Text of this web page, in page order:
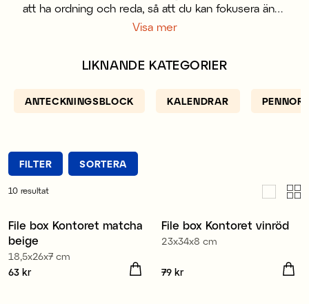
att ha ordning och reda, så att du kan fokusera ännu
bättre, helt enkelt. Oavsett om kontoret är din
kontorstillbehör. Behöver du kontorsförvaring
våra trendiga och stapelbara boxar i plast som finns
i många olika färger och flera storlekar.
Visa mer
LIKNANDE KATEGORIER
ANTECKNINGSBLOCK KALENDRAR PENNOR
FILTER SORTERA
10 resultat
Nyhet
File box Kontoret matcha
beige
18,5x26x7 cm
Pris:
63 kr
Nyhet
File box Kontoret vinröd
23x34x8 cm
Pris:
79 kr